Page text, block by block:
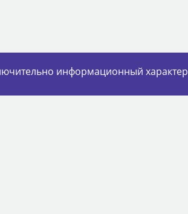
информационный характер